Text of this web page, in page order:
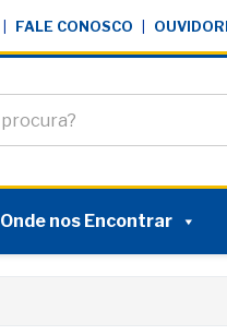
FALE CONOSCO
Onde nos Encontrar